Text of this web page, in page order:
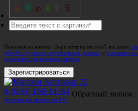
Нажимая на кнопку "Зарегистрироваться", вы даете
обработку своих персональных данных и
условиями пользования сайтом
Зарегистрироваться
8 (800) 100-81-84
Бесплатный звонок по РФ.
Обратный звонок